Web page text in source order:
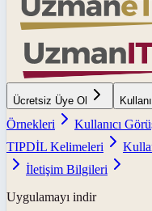
Ücretsiz Üye Ol
Örnekleri
Kullanıcı
TIPDİL Kelimeleri
İletişim Bilgileri
Uygulamayı indir